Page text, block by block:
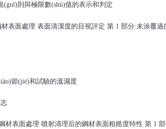
(guī)則與極限數(shù)值的表示和判定
表面處理 表面清潔度的目視評定 第 1 部分:未涂覆
節(jié)和試驗的溫濕度
材表面處理 噴射清理后的鋼材表面粗糙度特性 第 1